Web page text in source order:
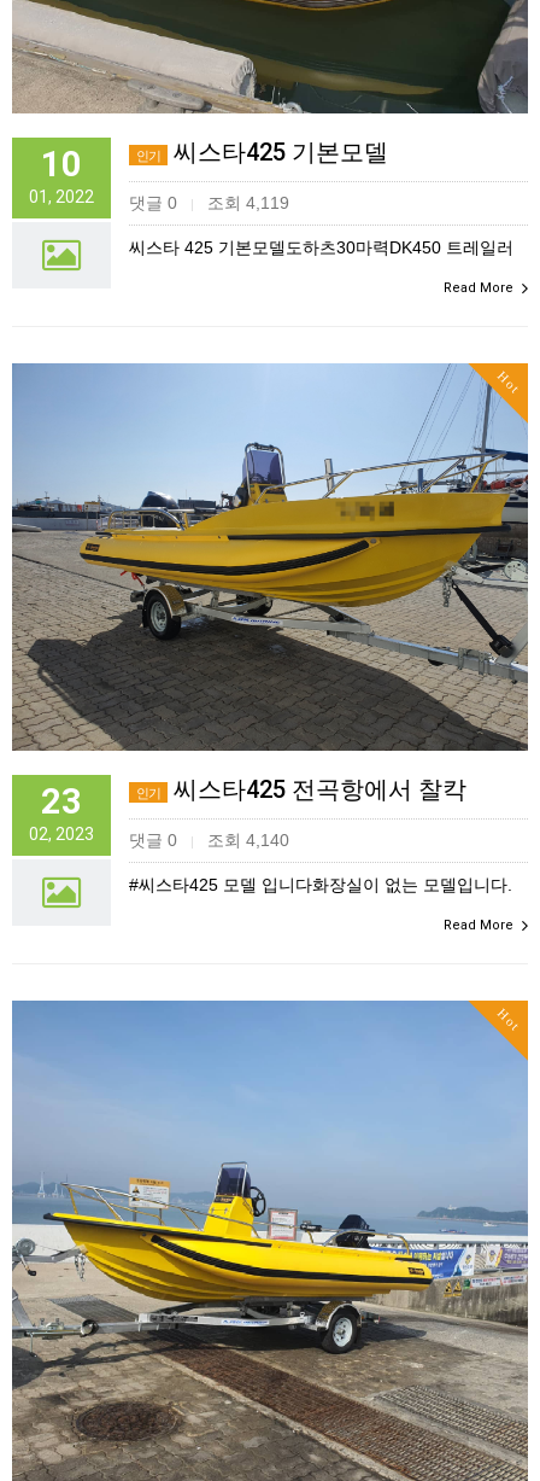
10
01, 2022
인기 씨스타425 기본모델
댓글 0 | 조회 4,119
씨스타 425 기본모델도하츠30마력DK450 트레일러
Read More
Hot
23
02, 2023
인기 씨스타425 전곡항에서 찰칵
댓글 0 | 조회 4,140
#씨스타425 모델 입니다화장실이 없는 모델입니다.
Read More
Hot